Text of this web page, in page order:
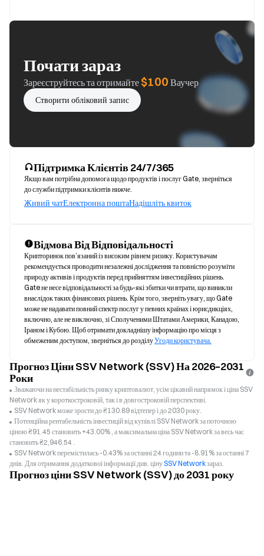
Почати зараз
Зареєструйтесь та отримайте$100 Ваучер
Створити обліковий запис
Підтримка Клієнтів 24/7/365
Якщо вам потрібна допомога щодо продуктів і послуг Gate, зверніться
до служби підтримки клієнтів нижче.
Живий чатЕлектронна поштаНадішліть квиток
Відмова Від Відповідальності
Крипторинок пов’язаний із високим рівнем ризику. Користувачам
рекомендується проводити незалежні дослідження та повністю розуміти
природу активів і продуктів перед прийняттям інвестиційних рішень.
Gate не несе відповідальності за будь-які збитки чи втрати, що виникли
внаслідок таких фінансових рішень. Крім того, зверніть увагу, що Gate
може не надавати повний спектр послуг у певних країнах і юрисдикціях,
включно, але не виключно, зі Сполученими Штатами Америки, Канадою,
Іраном і Кубою. Щоб отримати докладнішу інформацію про місця з
обмеженим доступом, зверніться до розділу Угоди користувача.
Прогноз Ціни SSV Network (SSV) На 2026–2031
Роки
Зважаючи на нестабільність ринку криптовалют, усім цікавий напрямок і ціна SSV
Network як у короткостроковій, так і в довгостроковій перспективі.
SSV Network може зрости до ₴130.89 відтепер і до 2030 року.
Потенційна рентабельність інвестицій від купівлі SSV Network за поточною
ціною ₴91.45 становить +43.00% , а максимальна ціна SSV Network за весь час
становить ₴2,946.54 .
SSV Network перемістилась -0.43% за останні 24 години та -8.91% за останні 7
днів. Для отримання додаткової інформації див. цінуSSV Networkзараз.
Прогноз ціни SSV Network (SSV) до 2031 року